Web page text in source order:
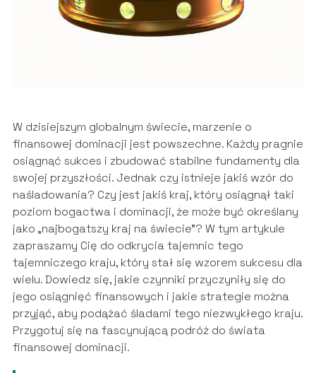
W dzisiejszym globalnym świecie, marzenie o
finansowej dominacji jest powszechne. Każdy pragnie
osiągnąć sukces i zbudować stabilne fundamenty dla
swojej przyszłości. Jednak czy istnieje jakiś wzór do
naśladowania? Czy jest jakiś kraj, który osiągnął taki
poziom bogactwa i dominacji, że może być określany
jako „najbogatszy kraj na świecie”? W tym artykule
zapraszamy Cię do odkrycia tajemnic tego
tajemniczego kraju, który stał się wzorem sukcesu dla
wielu. Dowiedz się, jakie czynniki przyczyniły się do
jego osiągnięć finansowych i jakie strategie można
przyjąć, aby podążać śladami tego niezwykłego kraju.
Przygotuj się na fascynującą podróż do świata
finansowej dominacji.